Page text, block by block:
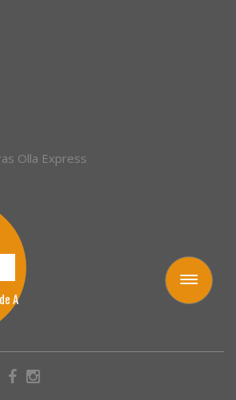
Toggle
navigation
Olla Express
A